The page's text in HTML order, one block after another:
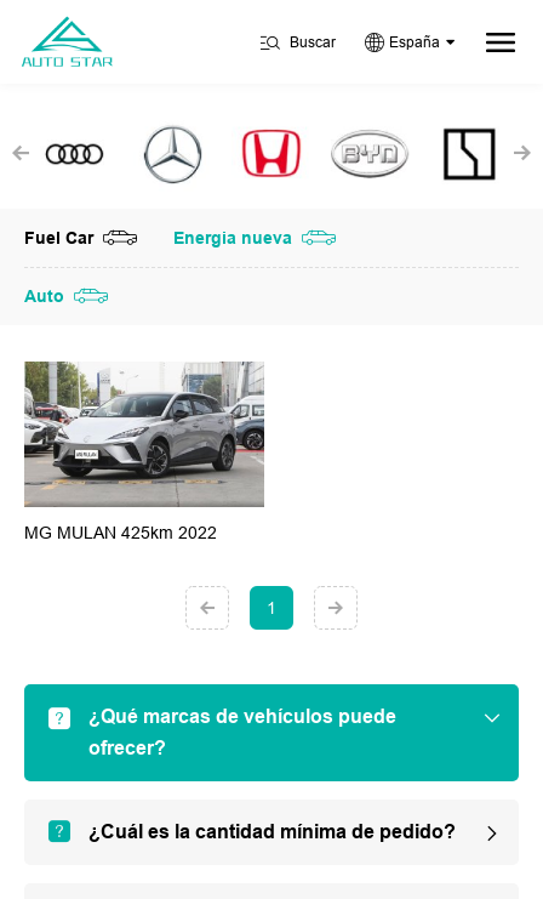
Buscar España
Fuel Car Energia nueva
Auto
MG MULAN 425km 2022
1
¿Qué marcas de vehículos puede
ofrecer?
¿Cuál es la cantidad mínima de pedido?